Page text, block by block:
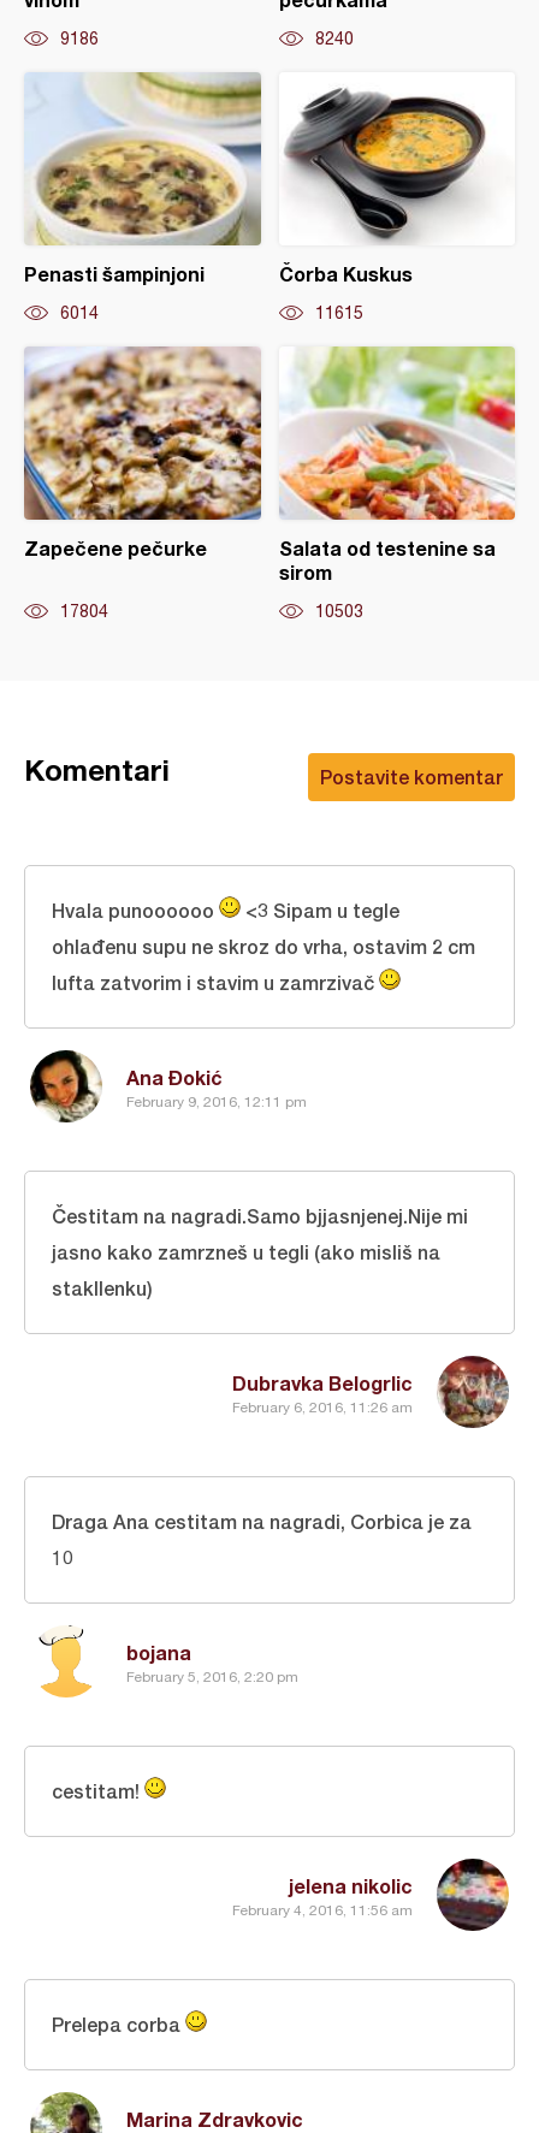
9186 8240
Penasti šampinjoni
6014
Čorba Kuskus
11615
Zapečene pečurke
17804
Salata od testenine sa
sirom
10503
Postavite komentar
Komentari
Ana Đokić
February 9, 2016, 12:11 pm
Hvala punoooooo
<3 Sipam u tegle
ohlađenu supu ne skroz do vrha, ostavim 2 cm
lufta zatvorim i stavim u zamrzivač
Dubravka Belogrlic
February 6, 2016, 11:26 am
Čestitam na nagradi.Samo bjjasnjenej.Nije mi
jasno kako zamrzneš u tegli (ako misliš na
stakllenku)
bojana
February 5, 2016, 2:20 pm
Draga Ana cestitam na nagradi, Corbica je za
10
jelena nikolic
February 4, 2016, 11:56 am
cestitam!
Marina Zdravkovic
Prelepa corba